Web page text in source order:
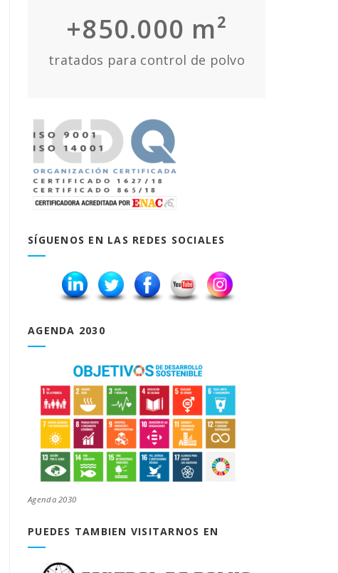
+850.000 m²
tratados para control de polvo
SÍGUENOS EN LAS REDES SOCIALES
AGENDA 2030
Agenda 2030
PUEDES TAMBIEN VISITARNOS EN